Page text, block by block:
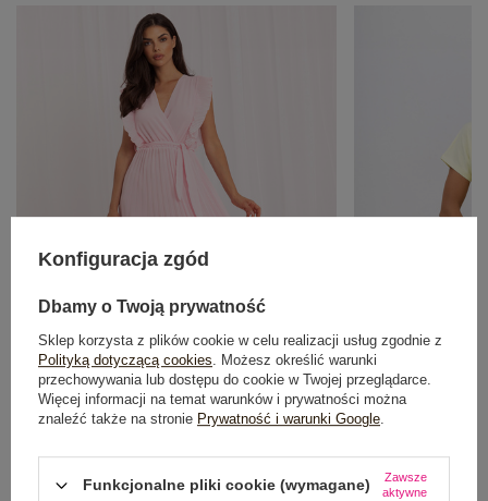
Konfiguracja zgód
Dbamy o Twoją prywatność
Sklep korzysta z plików cookie w celu realizacji usług zgodnie z
Polityką dotyczącą cookies. Możesz określić warunki
przechowywania lub dostępu do cookie w Twojej przeglądarce.
Więcej informacji na temat warunków i prywatności można
znaleźć także na stronie Prywatność i warunki Google.
Funkcjonalne pliki cookie (wymagane)
Zawsze
aktywne